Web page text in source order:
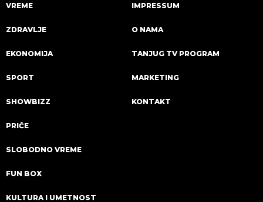
VREME
ZDRAVLJE
EKONOMIJA
SPORT
SHOWBIZZ
PRIČE
SLOBODNO VREME
FUN BOX
KULTURA I UMETNOST
IMPRESSUM
O NAMA
TANJUG TV PROGRAM
MARKETING
KONTAKT